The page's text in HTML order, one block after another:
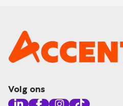
Volg ons